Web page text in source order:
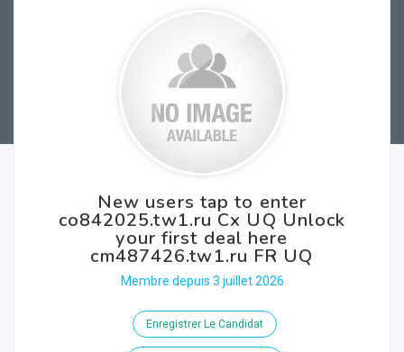
New users tap to enter
co842025.tw1.ru Cx UQ Unlock
your first deal here
cm487426.tw1.ru FR UQ
Membre depuis 3 juillet 2026
Enregistrer Le Candidat